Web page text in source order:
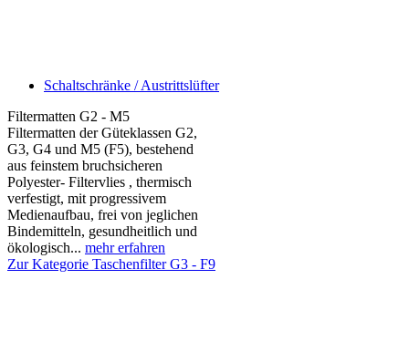
Schaltschränke / Austrittslüfter
Filtermatten G2 - M5
Filtermatten der Güteklassen G2,
G3, G4 und M5 (F5), bestehend
aus feinstem bruchsicheren
Polyester- Filtervlies , thermisch
verfestigt, mit progressivem
Medienaufbau, frei von jeglichen
Bindemitteln, gesundheitlich und
ökologisch... mehr erfahren
Zur Kategorie Taschenfilter G3 - F9